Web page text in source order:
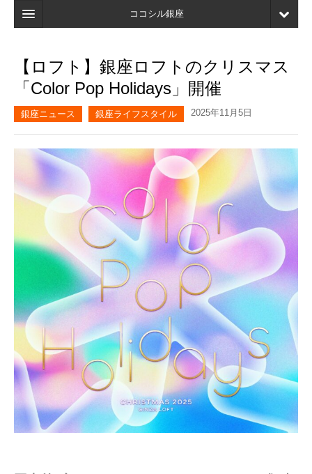
ココシル銀座
検索
店舗・施設最新情報
マイページ
ブックマーク
【ロフト】銀座ロフトのクリスマス
「Color Pop Holidays」開催
銀座ニュース 銀座ライフスタイル 2025年11月5日